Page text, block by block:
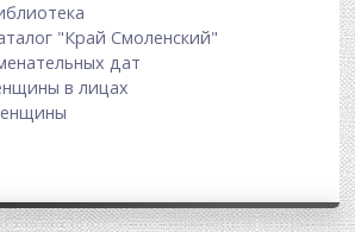
"Край Смоленский"
дат
в лицах